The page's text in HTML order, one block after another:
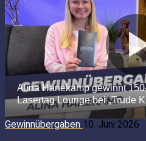
Gewinnübergaben 10. Juni 2026